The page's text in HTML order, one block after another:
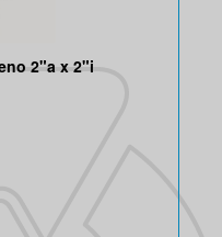
2"a x 2"i